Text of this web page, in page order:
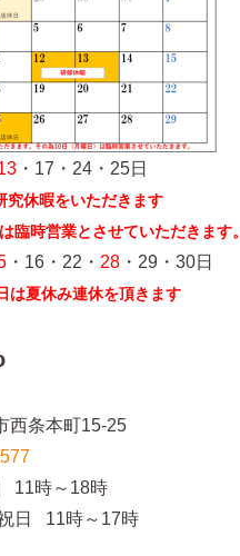
・17・24・25日
究休暇をいただきます
臨時営業とさせていただきます。
・16・22・ 28 ・29・30日
は夏休み連休を頂きます
西条本町15-25
11時～18時
時～17時